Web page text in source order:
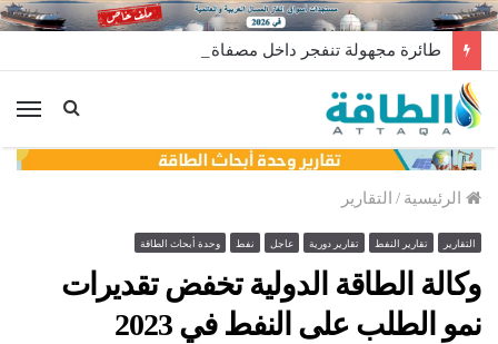
الرئيسية / التقارير
التقارير تقارير النفط تقارير دورية عاجل نفط وحدة أبحاث الطاقة
وكالة الطاقة الدولية تخفض تقديرات
نمو الطلب على النفط في 2023